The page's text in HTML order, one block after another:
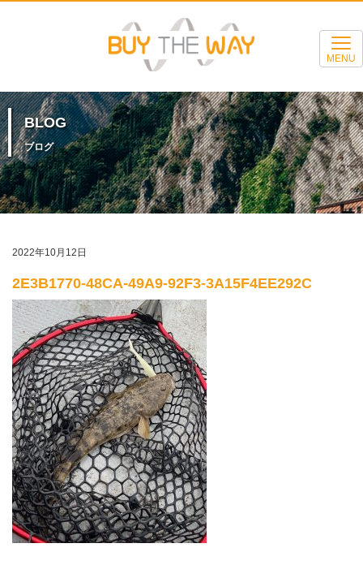
MENU
BLOG
ブログ
2022年10月12日
2E3B1770-48CA-49A9-92F3-3A15F4EE292C